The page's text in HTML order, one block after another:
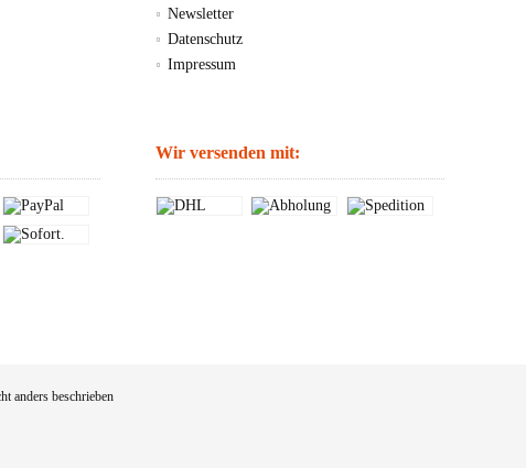
Newsletter
Datenschutz
Impressum
Wir versenden mit:
anders beschrieben